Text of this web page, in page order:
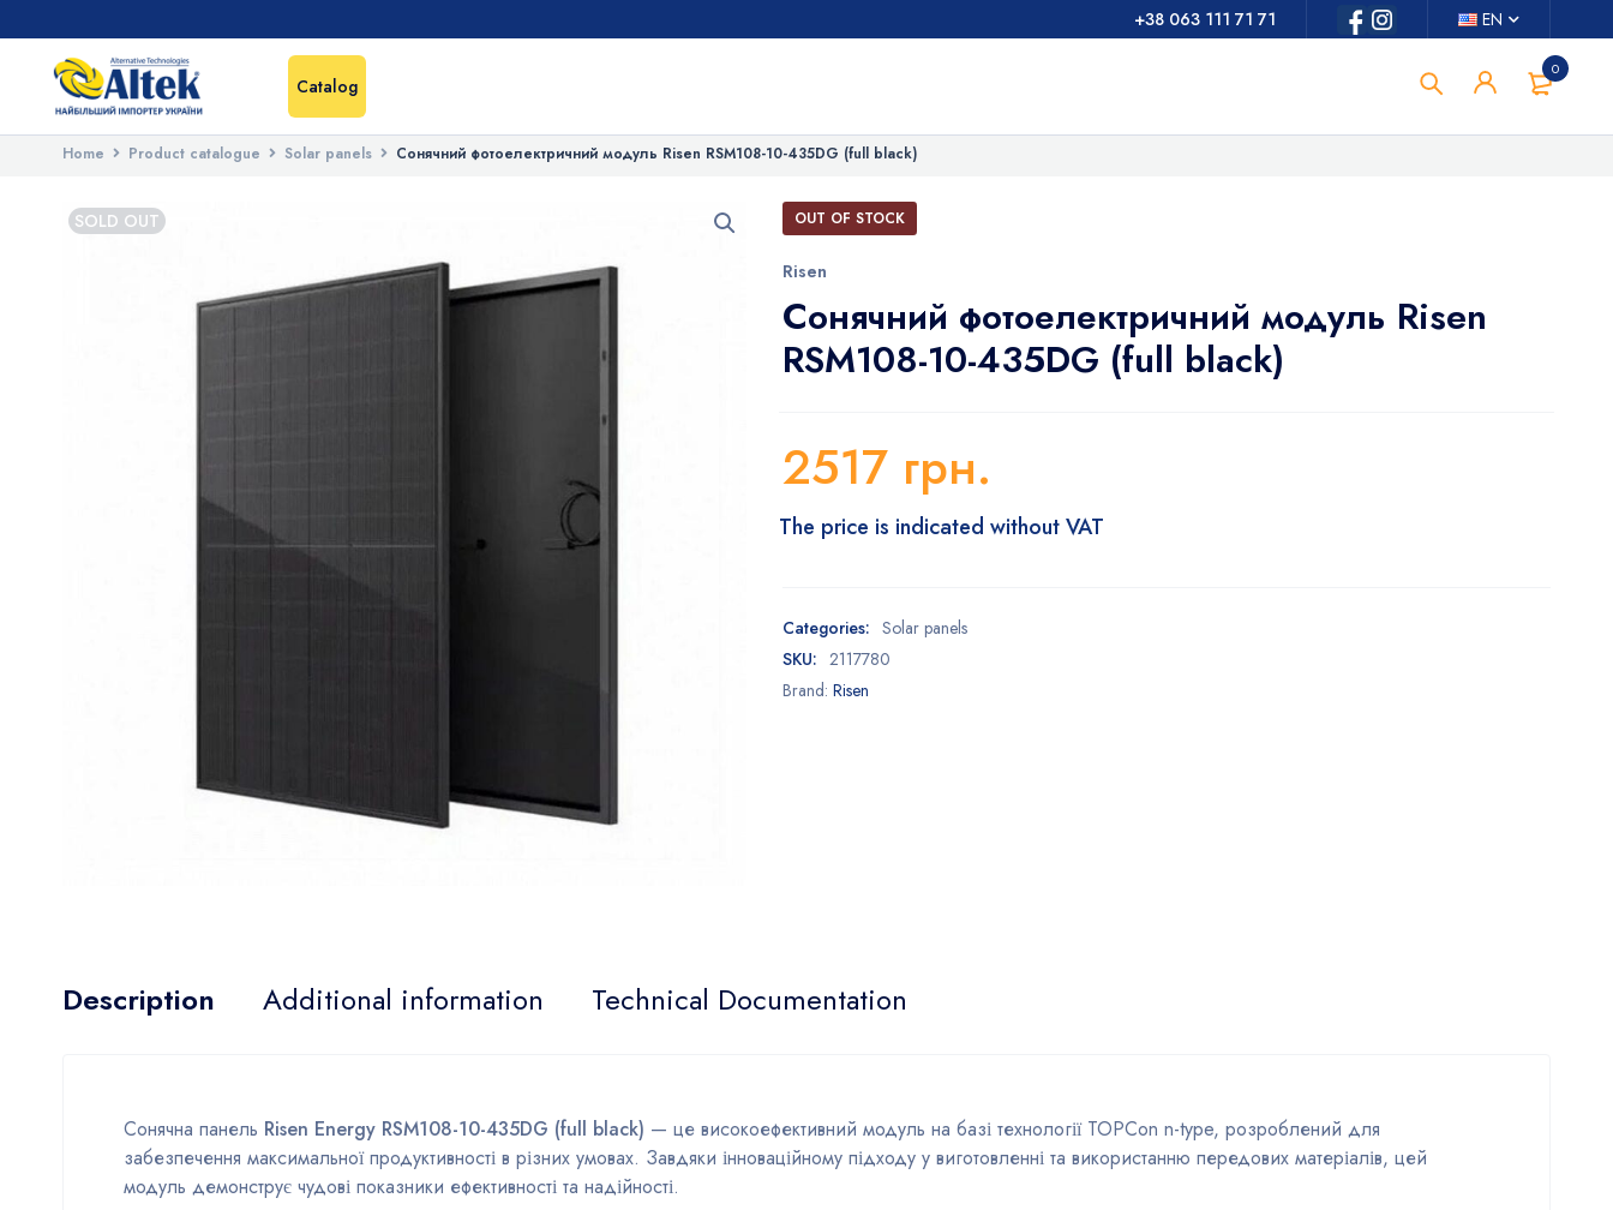
EN
+38 063 111 71 71
0
Catalog
Home Product catalogue Solar panels Сонячний фотоелектричний модуль Risen RSM108-10-435DG (full black)
SOLD OUT OUT OF STOCK
Risen
Сонячний фотоелектричний модуль Risen
RSM108-10-435DG (full black)
2517 грн.
The price is indicated without VAT
Categories: Solar panels
SKU: 2117780
Brand:Risen
Description Additional information Technical Documentation
Сонячна панель Risen Energy RSM108-10-435DG (full black) — це високоефективний модуль на базі технології TOPCon n-type, розроблений для
забезпечення максимальної продуктивності в різних умовах. Завдяки інноваційному підходу у виготовленні та використанню передових матеріалів, цей
модуль демонструє чудові показники ефективності та надійності.